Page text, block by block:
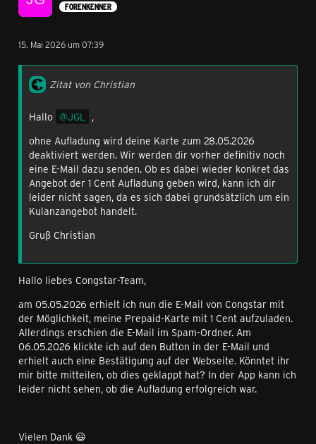
FORENKENNER
15. Mai 2026 um 07:39
Zitat von Christian
Hallo JGL ,
ohne Aufladung wird deine Karte zum 28.05.2026
deaktiviert werden. Wir werden dir vorher definitiv noch
eine E-Mail dazu senden. Ob es dabei wieder konkret das
Angebot der 1 Cent Aufladung geben wird, kann ich dir
leider nicht sagen, da es sich dabei grundsätzlich um ein
Kulanzangebot handelt.
Gruß Christian
Hallo liebes Congstar-Team,
am 05.05.2026 erhielt ich nun die E-Mail von Congstar mit
der Möglichkeit, meine Prepaid-Karte mit 1 Cent aufzuladen.
Allerdings erschien die E-Mail im Spam-Ordner. Am
06.05.2026 klickte ich auf den Button in der E-Mail und
erhielt auch eine Bestätigung auf der Webseite. Könntet ihr
mir bitte mitteilen, ob dies geklappt hat? In der App kann ich
leider nicht sehen, ob die Aufladung erfolgreich war.
Vielen Dank 😃